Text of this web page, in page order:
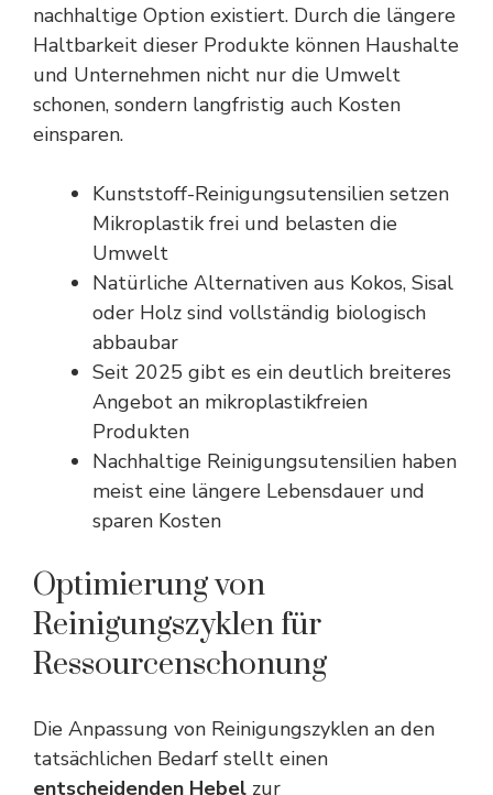
nachhaltige Option existiert. Durch die längere
Haltbarkeit dieser Produkte können Haushalte
und Unternehmen nicht nur die Umwelt
schonen, sondern langfristig auch Kosten
einsparen.
Kunststoff-Reinigungsutensilien setzen
Mikroplastik frei und belasten die
Umwelt
Natürliche Alternativen aus Kokos, Sisal
oder Holz sind vollständig biologisch
abbaubar
Seit 2025 gibt es ein deutlich breiteres
Angebot an mikroplastikfreien
Produkten
Nachhaltige Reinigungsutensilien haben
meist eine längere Lebensdauer und
sparen Kosten
Optimierung von
Reinigungszyklen für
Ressourcenschonung
Die Anpassung von Reinigungszyklen an den
tatsächlichen Bedarf stellt einen
entscheidenden Hebel zur